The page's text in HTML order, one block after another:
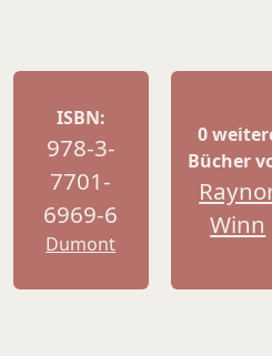
ISBN:
978-3-
7701-
6969-6
Dumont
0
Bücher
Winn